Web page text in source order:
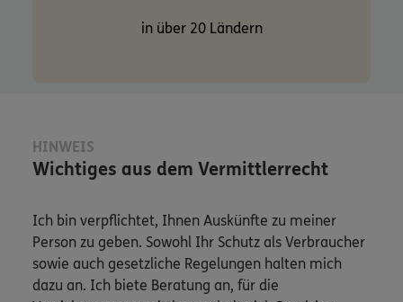
in über 20 Ländern
HINWEIS
Wichtiges aus dem Vermittlerrecht
Ich bin verpflichtet, Ihnen Auskünfte zu meiner
Person zu geben. Sowohl Ihr Schutz als Verbraucher
sowie auch gesetzliche Regelungen halten mich
dazu an. Ich biete Beratung an, für die